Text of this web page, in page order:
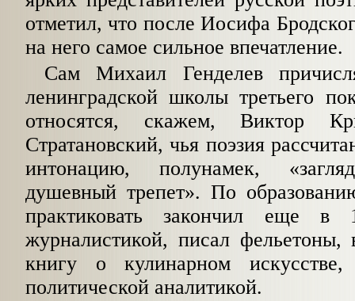
отметил, что после Иосифа
на него самое сильное впечатление.
Сам Михаил Генделев
ленинградской школы третьего
относятся, скажем, Виктор
Стратановский, чья поэзия
интонацию, полунамек,
душевный трепет». По
практиковать закончил еще в
журналистикой, писал фельетоны,
книгу о кулинарном искусстве,
политической аналитикой.